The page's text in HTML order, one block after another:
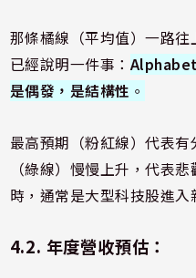
那條橘線（平均值）一路
已經說明一件事：
是偶發，是結構性 。
最高預期（粉紅線）代表
（綠線）慢慢上升，代表
時，通常是大型科技股進
4.2. 年度營收預估：